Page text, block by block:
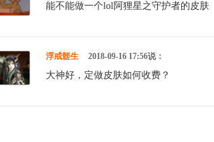
能不能做一个lol阿狸星之守护者的皮肤
浮戒髊生 2018-09-16 17:56说：
大神好，定做皮肤如何收费？